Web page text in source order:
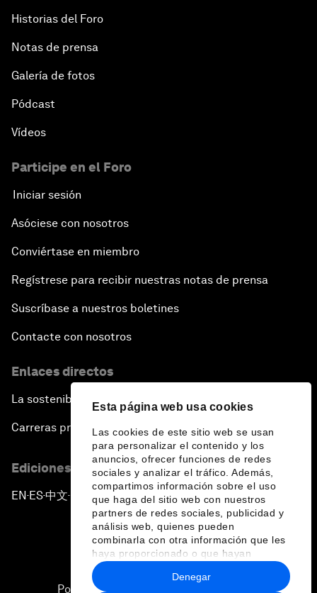
Esta página web usa cookies
Las cookies de este sitio web se usan
para personalizar el contenido y los
anuncios, ofrecer funciones de redes
sociales y analizar el tráfico. Además,
compartimos información sobre el uso
que haga del sitio web con nuestros
partners de redes sociales, publicidad y
análisis web, quienes pueden
combinarla con otra información que les
haya proporcionado o que hayan
recopilado a partir del uso que haya
hecho de sus servicios.
Denegar
Historias del Foro
Notas de prensa
Galería de fotos
Pódcast
Vídeos
Participe en el Foro
Iniciar sesión
Asóciese con nosotros
Conviértase en miembro
Regístrese para recibir nuestras notas de prensa
Suscríbase a nuestros boletines
Contacte con nosotros
Enlaces directos
La sostenibilidad en el Foro
Carreras profesionales
Ediciones en otros idiomas
EN ▪ES▪中文▪ 日本語
Política de privacidad y normas de uso